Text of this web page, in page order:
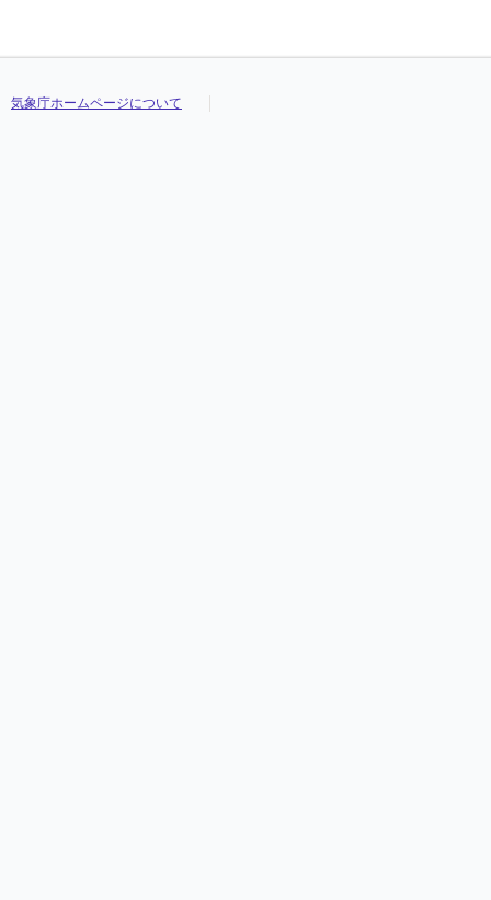
気象庁ホームページについて